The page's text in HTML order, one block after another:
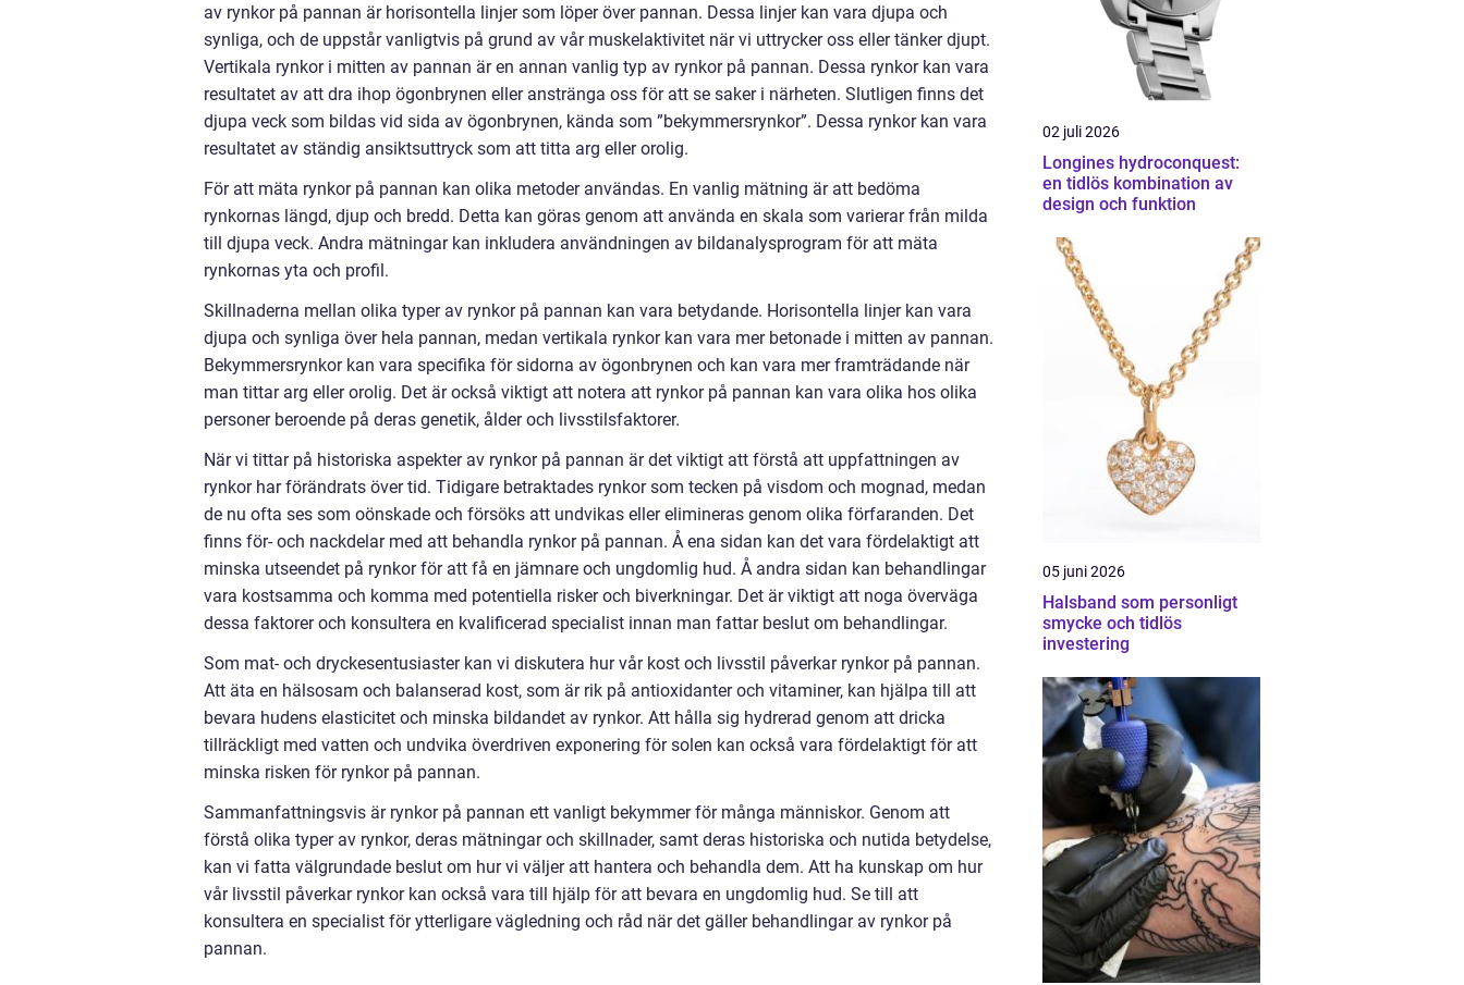
av rynkor på pannan är horisontella linjer som löper över pannan. Dessa linjer kan vara djupa och
synliga, och de uppstår vanligtvis på grund av vår muskelaktivitet när vi uttrycker oss eller tänker djupt.
Vertikala rynkor i mitten av pannan är en annan vanlig typ av rynkor på pannan. Dessa rynkor kan vara
resultatet av att dra ihop ögonbrynen eller anstränga oss för att se saker i närheten. Slutligen finns det
djupa veck som bildas vid sida av ögonbrynen, kända som ”bekymmersrynkor”. Dessa rynkor kan vara
resultatet av ständig ansiktsuttryck som att titta arg eller orolig.
För att mäta rynkor på pannan kan olika metoder användas. En vanlig mätning är att bedöma
rynkornas längd, djup och bredd. Detta kan göras genom att använda en skala som varierar från milda
till djupa veck. Andra mätningar kan inkludera användningen av bildanalysprogram för att mäta
rynkornas yta och profil.
Skillnaderna mellan olika typer av rynkor på pannan kan vara betydande. Horisontella linjer kan vara
djupa och synliga över hela pannan, medan vertikala rynkor kan vara mer betonade i mitten av pannan.
Bekymmersrynkor kan vara specifika för sidorna av ögonbrynen och kan vara mer framträdande när
man tittar arg eller orolig. Det är också viktigt att notera att rynkor på pannan kan vara olika hos olika
personer beroende på deras genetik, ålder och livsstilsfaktorer.
När vi tittar på historiska aspekter av rynkor på pannan är det viktigt att förstå att uppfattningen av
rynkor har förändrats över tid. Tidigare betraktades rynkor som tecken på visdom och mognad, medan
de nu ofta ses som oönskade och försöks att undvikas eller elimineras genom olika förfaranden. Det
finns för- och nackdelar med att behandla rynkor på pannan. Å ena sidan kan det vara fördelaktigt att
minska utseendet på rynkor för att få en jämnare och ungdomlig hud. Å andra sidan kan behandlingar
vara kostsamma och komma med potentiella risker och biverkningar. Det är viktigt att noga överväga
dessa faktorer och konsultera en kvalificerad specialist innan man fattar beslut om behandlingar.
Som mat- och dryckesentusiaster kan vi diskutera hur vår kost och livsstil påverkar rynkor på pannan.
Att äta en hälsosam och balanserad kost, som är rik på antioxidanter och vitaminer, kan hjälpa till att
bevara hudens elasticitet och minska bildandet av rynkor. Att hålla sig hydrerad genom att dricka
tillräckligt med vatten och undvika överdriven exponering för solen kan också vara fördelaktigt för att
minska risken för rynkor på pannan.
Sammanfattningsvis är rynkor på pannan ett vanligt bekymmer för många människor. Genom att
förstå olika typer av rynkor, deras mätningar och skillnader, samt deras historiska och nutida betydelse,
kan vi fatta välgrundade beslut om hur vi väljer att hantera och behandla dem. Att ha kunskap om hur
vår livsstil påverkar rynkor kan också vara till hjälp för att bevara en ungdomlig hud. Se till att
konsultera en specialist för ytterligare vägledning och råd när det gäller behandlingar av rynkor på
pannan.
02 juli 2026
Longines hydroconquest:
en tidlös kombination av
design och funktion
05 juni 2026
Halsband som personligt
smycke och tidlös
investering